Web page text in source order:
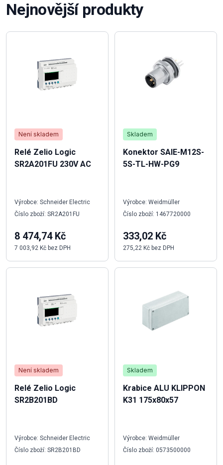
Nejnovější produkty
Není skladem
Relé Zelio Logic
SR2A201FU 230V AC
Výrobce: Schneider Electric
Číslo zboží: SR2A201FU
8 474,74 Kč
7 003,92 Kč bez DPH
Není skladem
Relé Zelio Logic
SR2B201BD
Výrobce: Schneider Electric
Číslo zboží: SR2B201BD
Skladem
Konektor SAIE-M12S-
5S-TL-HW-PG9
Výrobce: Weidmüller
Číslo zboží: 1467720000
333,02 Kč
275,22 Kč bez DPH
Skladem
Krabice ALU KLIPPON
K31 175x80x57
Výrobce: Weidmüller
Číslo zboží: 0573500000